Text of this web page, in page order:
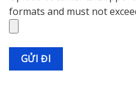
formats and must not